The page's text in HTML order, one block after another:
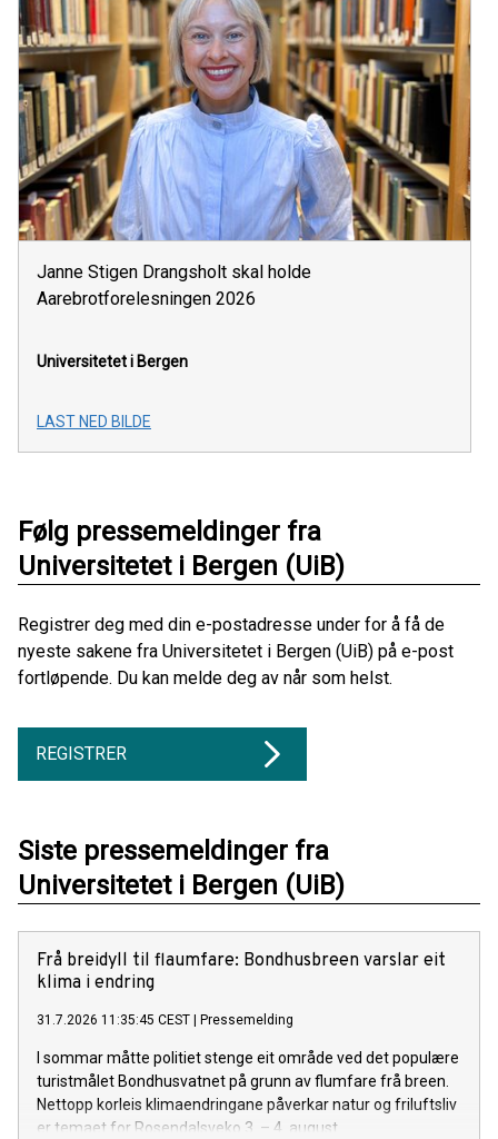
Janne Stigen Drangsholt skal holde
Aarebrotforelesningen 2026
Universitetet i Bergen
LAST NED BILDE
Følg pressemeldinger fra
Universitetet i Bergen (UiB)
Registrer deg med din e-postadresse under for å få de
nyeste sakene fra Universitetet i Bergen (UiB) på e-post
fortløpende. Du kan melde deg av når som helst.
REGISTRER
Siste pressemeldinger fra
Universitetet i Bergen (UiB)
Frå breidyll til flaumfare: Bondhusbreen varslar eit
klima i endring
31.7.2026 11:35:45 CEST Pressemelding
I sommar måtte politiet stenge eit område ved det populære
turistmålet Bondhusvatnet på grunn av flumfare frå breen.
Nettopp korleis klimaendringane påverkar natur og friluftsliv
er temaet for Rosendalsveko 3. – 4. august.